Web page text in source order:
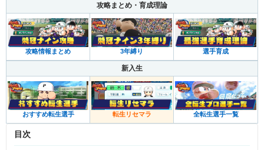
攻略まとめ・育成理論
攻略情報まとめ 3年縛り 選手育成
新入生
おすすめ転生選手 転生リセマラ 全転生選手一覧
目次